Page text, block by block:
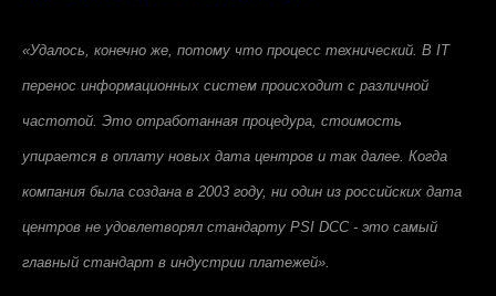
«Удалось, конечно же, потому что процесс технический. В IT
перенос информационных систем происходит с различной
частотой. Это отработанная процедура, стоимость
упирается в оплату новых дата центров и так далее. Когда
компания была создана в 2003 году, ни один из российских дата
центров не удовлетворял стандарту PSI DCC - это самый
главный стандарт в индустрии платежей».